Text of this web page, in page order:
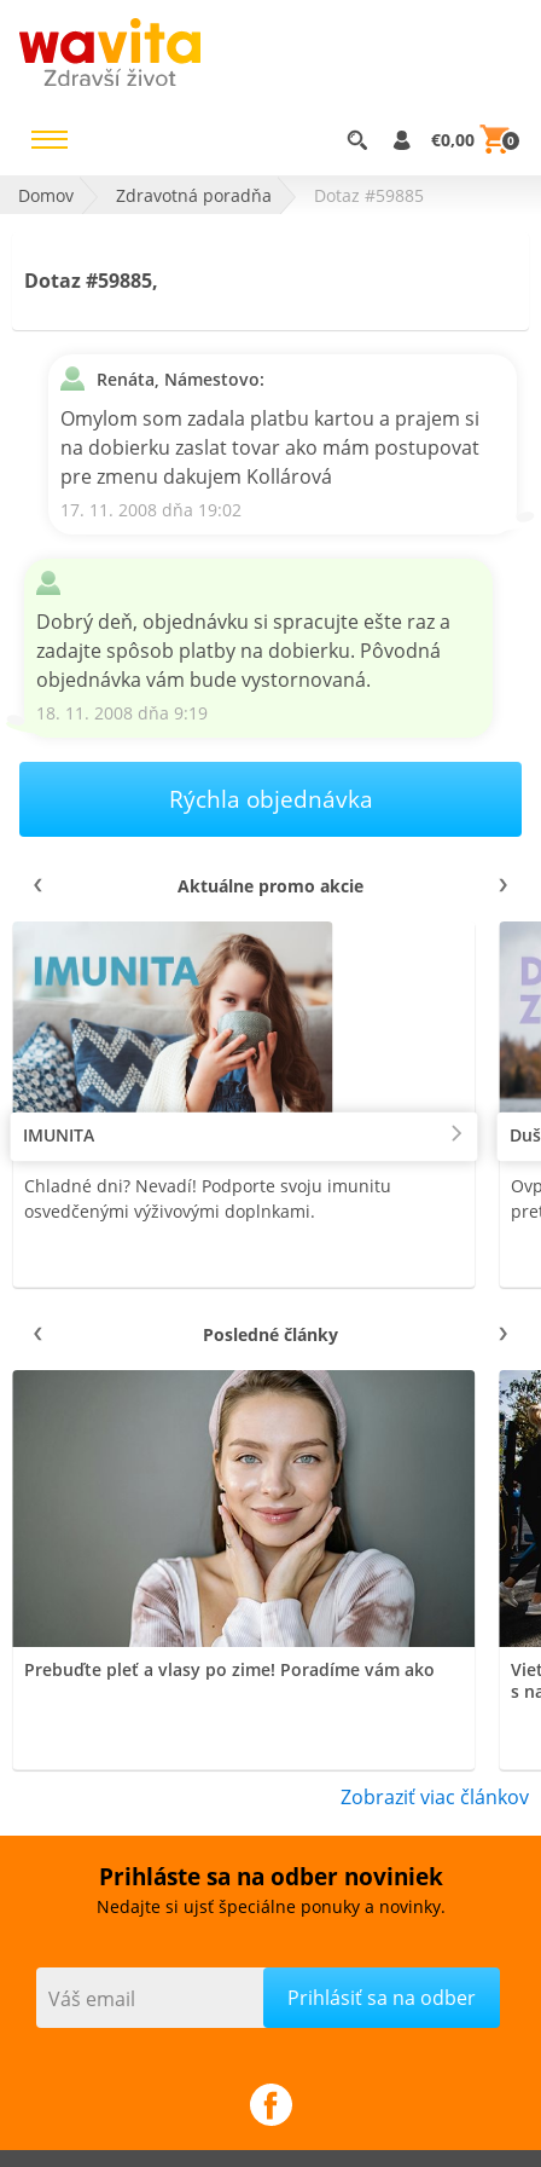
€0,00 0
Domov Zdravotná poradňa Dotaz #59885
Dotaz #59885,
Renáta, Námestovo:
Omylom som zadala platbu kartou a prajem si
na dobierku zaslat tovar ako mám postupovat
pre zmenu dakujem Kollárová
17. 11. 2008 dňa 19:02
Dobrý deň, objednávku si spracujte ešte raz a
zadajte spôsob platby na dobierku. Pôvodná
objednávka vám bude vystornovaná.
18. 11. 2008 dňa 9:19
Rýchla objednávka
Aktuálne promo akcie
IMUNITA
Chladné dni? Nevadí! Podporte svoju imunitu
osvedčenými výživovými doplnkami.
Posledné články
Prebuďte pleť a vlasy po zime! Poradíme vám ako
s
Zobraziť viac článkov
Prihláste sa na odber noviniek
Nedajte si ujsť špeciálne ponuky a novinky.
Váš email